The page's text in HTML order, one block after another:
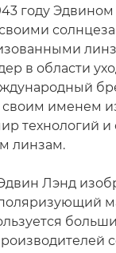
году
в области
своим именем
технологий и
линзам.
Лэнд